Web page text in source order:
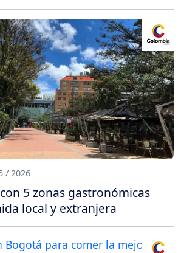
/ 2026
5 zonas gastronómicas
local y extranjera